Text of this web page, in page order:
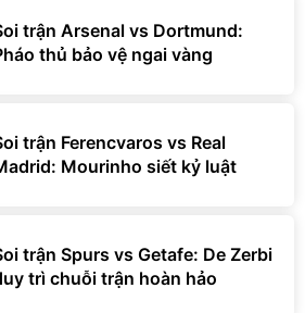
trận Arsenal vs Dortmund:
thủ bảo vệ ngai vàng
trận Ferencvaros vs Real
Mourinho siết kỷ luật
trận Spurs vs Getafe: De Zerbi
trì chuỗi trận hoàn hảo